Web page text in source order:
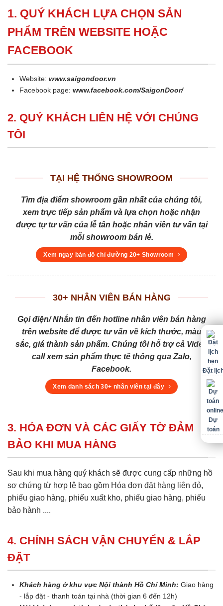
1. QUÝ KHÁCH LỰA CHỌN SẢN
PHẨM TRÊN WEBSITE HOẶC
FACEBOOK
Website:www.saigondoor.vn
Facebook page:www.facebook.com/SaigonDoor/
2. QUÝ KHÁCH LIÊN HỆ VỚI CHÚNG
TÔI
TẠI HỆ THỐNG SHOWROOM
Tìm địa điểm showroom gần nhất của chúng tôi,
xem trực tiếp sản phẩm và lựa chọn hoặc nhận
được tự tư vấn của lễ tân hoặc nhân viên tư vấn tại
mỗi showroom bán lẻ.
Xem ngay bản đồ chỉ đường 20+ Showroom
30+ NHÂN VIÊN BÁN HÀNG
Gọi điện/ Nhắn tin đến hotline nhân viên bán hàng
trên website để được tư vấn về kích thước, màu
sắc, giá thành sản phẩm. Chúng tôi hỗ trợ cả Video
call xem sản phẩm thực tế thông qua Zalo,
Facebook.
Xem danh sách 30+ nhân viên tại đây
3. HÓA ĐƠN VÀ CÁC GIẤY TỜ ĐẢM
BẢO KHI MUA HÀNG
Sau khi mua hàng quý khách sẽ được cung cấp những hồ
sơ chứng từ hợp lệ bao gồm Hóa đơn đặt hàng liên đỏ,
phiếu giao hàng, phiếu xuất kho, phiếu giao hàng, phiếu
bảo hành ....
4. CHÍNH SÁCH VẬN CHUYỂN & LẮP
ĐẶT
Khách hàng ở khu vực Nội thành Hồ Chí Minh: Giao hàng
- lắp đặt - thanh toán tại nhà (thời gian 6 đến 12h)
Đặt
Dự
toán